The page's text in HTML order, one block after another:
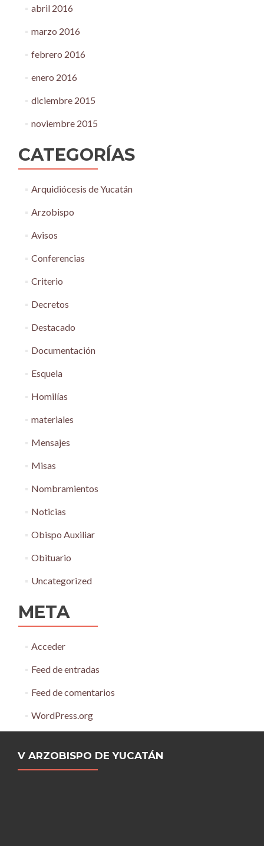
abril 2016
marzo 2016
febrero 2016
enero 2016
diciembre 2015
noviembre 2015
CATEGORÍAS
Arquidiócesis de Yucatán
Arzobispo
Avisos
Conferencias
Criterio
Decretos
Destacado
Documentación
Esquela
Homilías
materiales
Mensajes
Misas
Nombramientos
Noticias
Obispo Auxiliar
Obituario
Uncategorized
META
Acceder
Feed de entradas
Feed de comentarios
WordPress.org
V ARZOBISPO DE YUCATÁN